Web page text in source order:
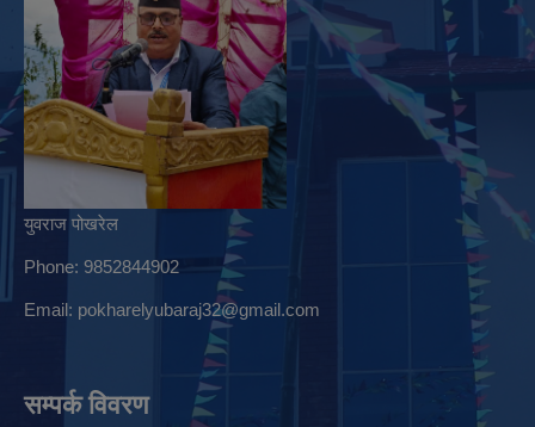
युवराज पोखरेल
Phone: 9852844902
Email: pokharelyubaraj32@gmail.com
सम्पर्क विवरण